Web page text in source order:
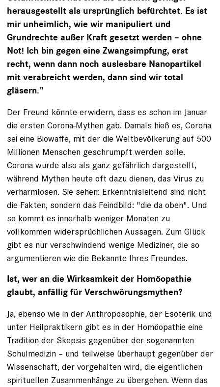
herausgestellt als ursprünglich befürchtet. Es ist
mir unheimlich, wie wir manipuliert und
Grundrechte außer Kraft gesetzt werden – ohne
Not! Ich bin gegen eine Zwangsimpfung, erst
recht, wenn dann noch auslesbare Nanopartikel
mit verabreicht werden, dann sind wir total
gläsern."
Der Freund könnte erwidern, dass es schon im Januar
die ersten Corona-Mythen gab. Damals hieß es, Corona
sei eine Biowaffe, mit der die Weltbevölkerung auf 500
Millionen Menschen geschrumpft werden solle.
Corona wurde also als ganz gefährlich dargestellt,
während Mythen heute oft dazu dienen, das Virus zu
verharmlosen. Sie sehen: Erkenntnisleitend sind nicht
die Fakten, sondern das Feindbild: "die da oben". Und
so kommt es innerhalb weniger Monaten zu
vollkommen widersprüchlichen Aussagen. Zum Glück
gibt es nur verschwindend wenige Mediziner, die so
argumentieren wie die Bekannte Ihres Freundes.
Ist, wer an die Wirksamkeit der Homöopathie
glaubt, anfällig für Verschwörungsmythen?
Ja, ebenso wie in der Anthroposophie, der Esoterik und
unter Heilpraktikern gibt es in der Homöopathie eine
Tradition der Skepsis gegenüber der sogenannten
Schulmedizin – und teilweise überhaupt gegenüber der
Wissenschaft, der vorgehalten wird, die eigentlichen
spirituellen Zusammenhänge zu übergehen. Wenn das